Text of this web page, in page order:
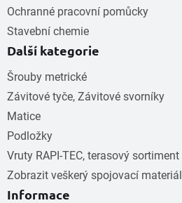
Ochranné pracovní pomůcky
Stavební chemie
Další kategorie
Šrouby metrické
Závitové tyče, Závitové svorníky
Matice
Podložky
Vruty RAPI-TEC, terasový sortiment
Zobrazit veškerý spojovací materiál
Informace